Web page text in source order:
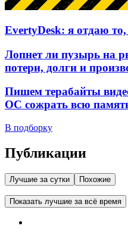
EvertyDesk: я отдаю
Лопнет ли пузырь на
потери, долги и
Пишем терабайты
ОС сожрать всю
В подборку
Публикации
Лучшие за сутки Похожие
Показать лучшие за всё время